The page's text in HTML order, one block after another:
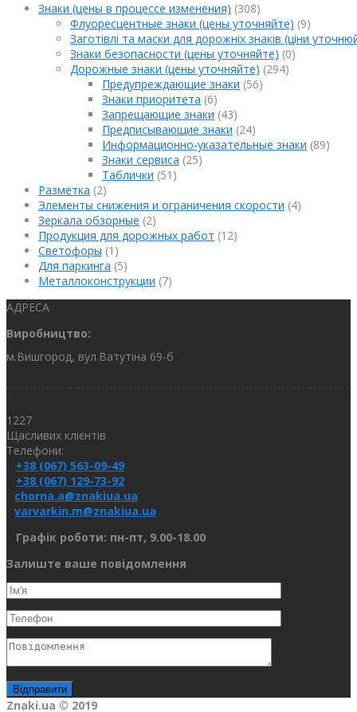
Знаки (цены в процессе изменения) (308)
Флуоресцентные знаки (цены уточняйте) (9)
Заготівлі та маски для дорожніх знаків (ціни
Знаки безопасности (цены уточняйте) (0)
Дорожные знаки (цены уточняйте) (294)
Предупреждающие знаки (56)
Знаки приоритета (6)
Запрещающие знаки (43)
Предписывающие знаки (24)
Информационно-указательные знаки (89)
Знаки сервиса (25)
Таблички (51)
Разметка (2)
Элементы снижения и ограничения скорости (4)
Зеркала обзорные (2)
Продукция для дорожных работ (12)
Светофоры (1)
Для паркинга (5)
Металлоконструкции (7)
АДРЕСА
Виробництво:
м.Вишгород, вул.Ватутіна 69-б
1227
Щасливих клієнтів
Телефони:
+38 (067) 563-09-49
+38 (067) 129-73-92
chorna.a@znakiua.ua
varvarkin.m@znakiua.ua
Графік роботи: пн-пт, 9.00-18.00
Залиште ваше повідомлення
Znaki.ua © 2019